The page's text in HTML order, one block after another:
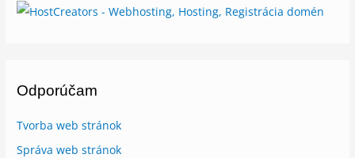
Odporúčam
Tvorba web stránok
Správa web stránok